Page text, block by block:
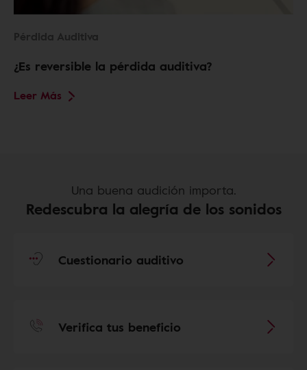
Pérdida Auditiva
¿Es reversible la pérdida auditiva?
Leer Más
Una buena audición importa.
Redescubra la alegría de los sonidos
Cuestionario auditivo
Verifica tus beneficio